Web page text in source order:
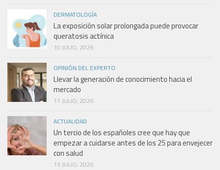
DERMATOLOGÍA
La exposición solar prolongada puede provocar
queratosis actínica
10 JULIO, 2026
OPINIÓN DEL EXPERTO
Llevar la generación de conocimiento hacia el
mercado
11 JULIO, 2026
ACTUALIDAD
Un tercio de los españoles cree que hay que
empezar a cuidarse antes de los 25 para envejecer
con salud
13 JULIO, 2026